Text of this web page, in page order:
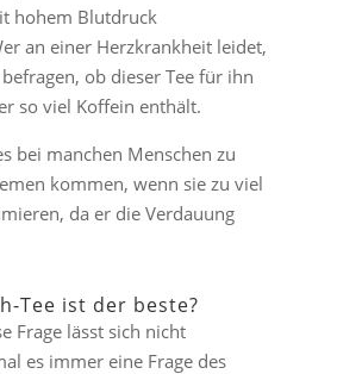
hohem Blutdruck
an einer Herzkrankheit leidet,
ob dieser Tee für ihn
so viel Koffein enthält.
bei manchen Menschen zu
kommen, wenn sie zu viel
da er die Verdauung
Tee ist der beste?
Frage lässt sich nicht
es immer eine Frage des